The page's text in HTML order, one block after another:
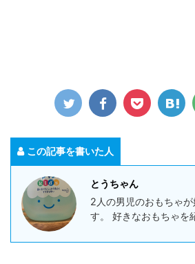
この記事を書いた人
とうちゃん
2人の男児のおもちゃ
す。 好きなおもちゃを